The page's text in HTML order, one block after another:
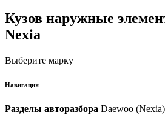
Кузов наружные
Nexia
Выберите марку
Навигация
Разделы авторазбора Daewoo